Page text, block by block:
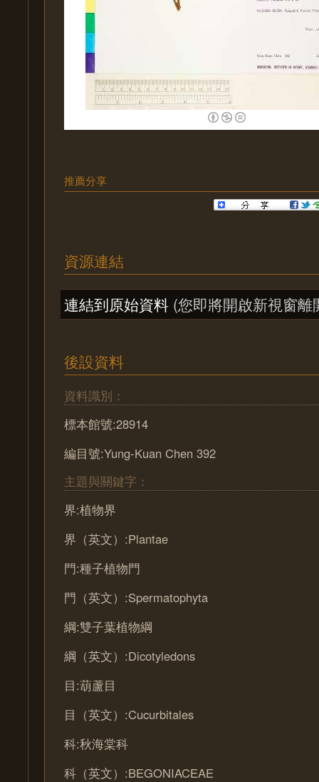
推薦分享
資源連結
連結到原始資料 (您即將開啟新視窗離
後設資料
資料識別：
標本館號:28914
編目號:Yung-Kuan Chen 392
主題與關鍵字：
界:植物界
界（英文）:Plantae
門:種子植物門
門（英文）:Spermatophyta
綱:雙子葉植物綱
綱（英文）:Dicotyledons
目:葫蘆目
目（英文）:Cucurbitales
科:秋海棠科
科（英文）:BEGONIACEAE